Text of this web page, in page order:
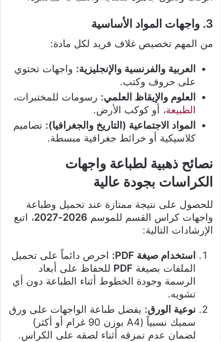
3. واجهات المواد الأساسية
من المهم تخصيص غلاف فريد لكل مادة:
العربية والفرنسية والإنجليزية: واجهات تحتوي
على حروف وكتب.
العلوم والإيقاظ العلمي: رسومات للمختبرات،
الطبيعة، أو كوكب الأرض.
المواد الاجتماعية (التاريخ والجغرافيا): تصاميم
كلاسيكية أو خرائط جغرافية مبسطة.
نصائح ذهبية لطباعة واجهات
الكراسات بجودة عالية
للحصول على نتيجة ممتازة عند تحميل وطباعة
واجهات كراس القسم للموسم 2026-2027
، اتبع
الإرشادات التالية:
استخدام صيغة PDF:
احرص دائماً على تحميل
الملفات بصيغة PDF للحفاظ على أبعاد
الرسمة وجودة الخطوط أثناء الطباعة دون أي
تشويه.
نوعية الورق: يفضل طباعة الواجهات على ورق
سميك نسبياً (A4 بوزن 90 غرام أو أكثر)
لضمان عدم تمزقه أثناء لصقه على الكراس.